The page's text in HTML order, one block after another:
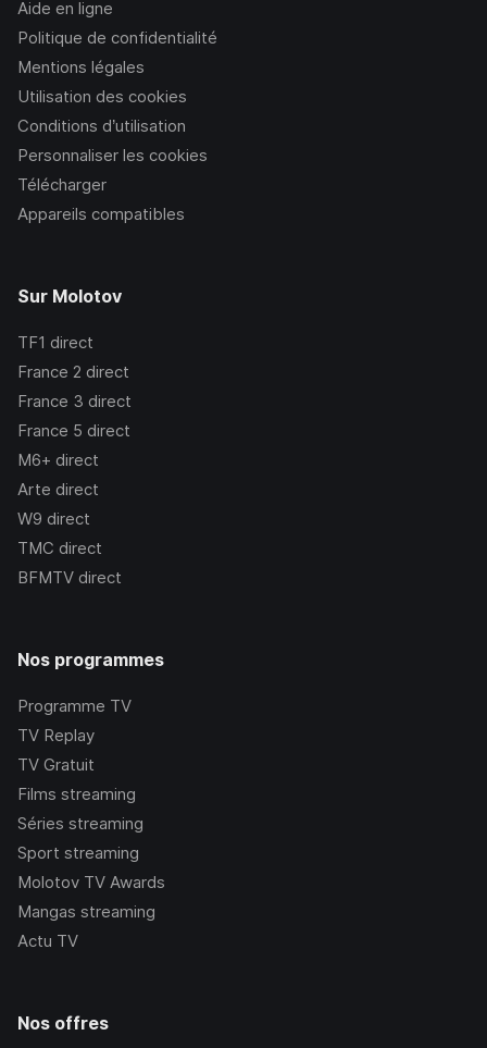
Aide en ligne
Politique de confidentialité
Mentions légales
Utilisation des cookies
Conditions d’utilisation
Personnaliser les cookies
Télécharger
Appareils compatibles
Sur Molotov
TF1 direct
France 2 direct
France 3 direct
France 5 direct
M6+ direct
Arte direct
W9 direct
TMC direct
BFMTV direct
Nos programmes
Programme TV
TV Replay
TV Gratuit
Films streaming
Séries streaming
Sport streaming
Molotov TV Awards
Mangas streaming
Actu TV
Nos offres